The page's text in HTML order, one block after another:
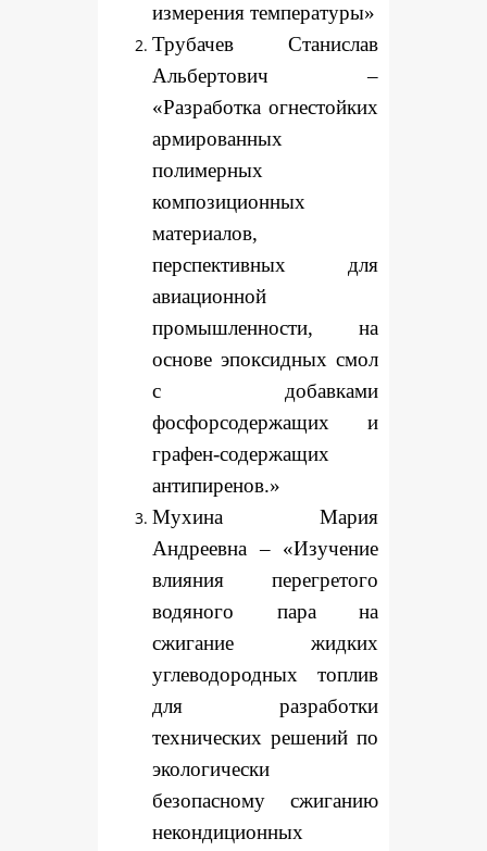
измерения температуры»
Трубачев Станислав
Альбертович –
«Разработка огнестойких
армированных
полимерных
композиционных
материалов,
перспективных для
авиационной
промышленности, на
основе эпоксидных смол
с добавками
фосфорсодержащих и
графен-содержащих
антипиренов.»
Мухина Мария
Андреевна – «Изучение
влияния перегретого
водяного пара на
сжигание жидких
углеводородных топлив
для разработки
технических решений по
экологически
безопасному сжиганию
некондиционных